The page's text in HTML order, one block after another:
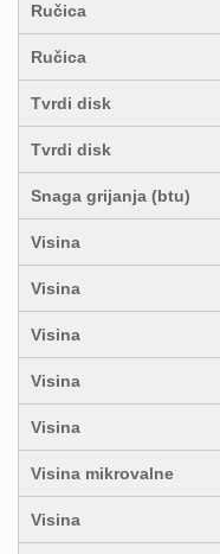
Ručica
Ručica
Tvrdi disk
Tvrdi disk
Snaga grijanja (btu)
Visina
Visina
Visina
Visina
Visina
Visina mikrovalne
Visina